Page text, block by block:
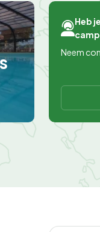
Heb
Neem